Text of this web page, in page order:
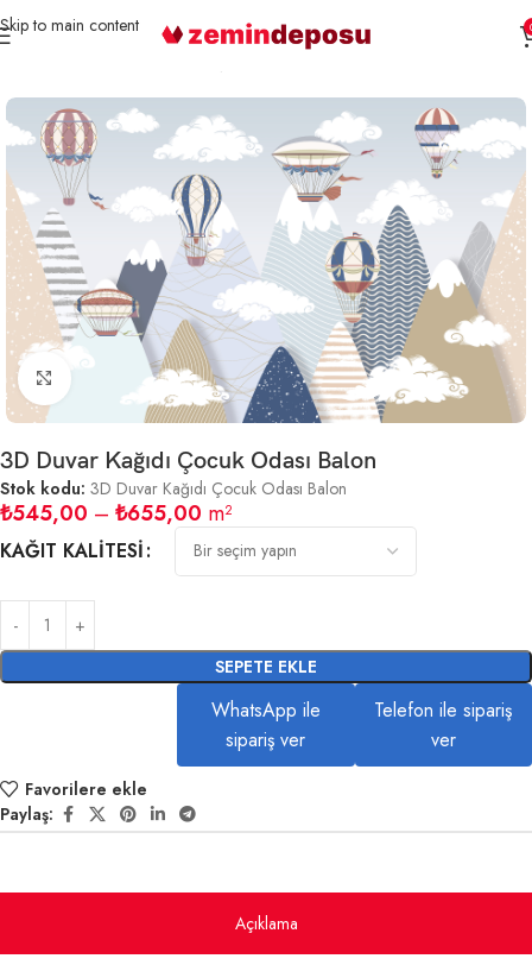
Skip to main content
Büyütmek için tıklayın
3D Duvar Kağıdı Çocuk Odası Balon
Stok kodu: 3D Duvar Kağıdı Çocuk Odası Balon
₺545,00 – ₺655,00 m²
KAĞIT KALITESI
SEPETE EKLE
WhatsApp ile
sipariş ver
Telefon ile sipariş
ver
Favorilere ekle
Paylaş:
Açıklama